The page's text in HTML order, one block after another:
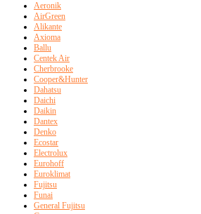
Aeronik
AirGreen
Alikante
Axioma
Ballu
Centek Air
Cherbrooke
Cooper&Hunter
Dahatsu
Daichi
Daikin
Dantex
Denko
Ecostar
Electrolux
Eurohoff
Euroklimat
Fujitsu
Funai
General Fujitsu